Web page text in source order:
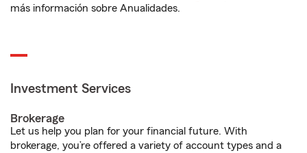
más información sobre Anualidades.
Investment Services
Brokerage
Let us help you plan for your financial future. With
brokerage, you’re offered a variety of account types and a